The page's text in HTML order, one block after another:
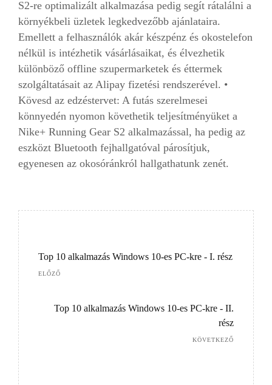
S2-re optimalizált alkalmazása pedig segít rátalálni a
környékbeli üzletek legkedvezőbb ajánlataira.
Emellett a felhasználók akár készpénz és okostelefon
nélkül is intézhetik vásárlásaikat, és élvezhetik
különböző offline szupermarketek és éttermek
szolgáltatásait az Alipay fizetési rendszerével. •
Kövesd az edzéstervet: A futás szerelmesei
könnyedén nyomon követhetik teljesítményüket a
Nike+ Running Gear S2 alkalmazással, ha pedig az
eszközt Bluetooth fejhallgatóval párosítjuk,
egyenesen az okosóránkról hallgathatunk zenét.
Top 10 alkalmazás Windows 10-es PC-kre - I. rész
ELŐZŐ
Top 10 alkalmazás Windows 10-es PC-kre - II.
rész
KÖVETKEZŐ